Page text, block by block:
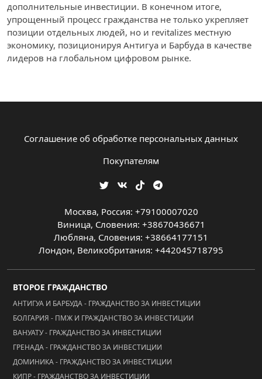
дополнительные инвестиции. В конечном итоге,
упрощенный процесс гражданства не только укрепляет
позиции отдельных людей, но и revitalizes местную
экономику, позиционируя Антигуа и Барбуда в качестве
лидеров на глобальном цифровом рынке.
Соглашение об обработке персональных данных
Покупателям
Москва, Россия: +79100007020
Виница, Словения: +38670436671
Любляна, Словения: +38664177151
Лондон, Великобритания: +442045718795
ВТОРОЕ ГРАЖДАНСТВО
АНТИГУА И БАРБУДА - ГРАЖДАНСТВО ЗА ИНВЕСТИЦИИ
БОЛГАРИЯ - ПМЖ И ГРАЖДАНСТВО ЗА ИНВЕСТИЦИИ
ВАНУАТУ - ГРАЖДАНСТВО ЗА ИНВЕСТИЦИИ
ГРЕНАДА - ГРАЖДАНСТВО ЗА ИНВЕСТИЦИИ
ДОМИНИКА - ГРАЖДАНСТВО ЗА ИНВЕСТИЦИИ
КИПР - ГРАЖДАНСТВО ЗА ИНВЕСТИЦИИ